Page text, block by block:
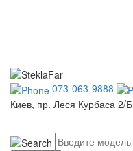
073-063-9888
Киев, пр. Леся Курбаса 2/Б